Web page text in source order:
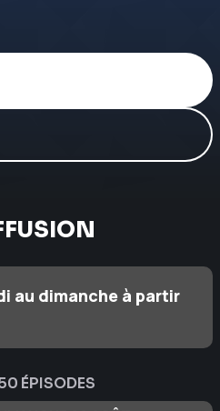
au dimanche à partir
ÉPISODES